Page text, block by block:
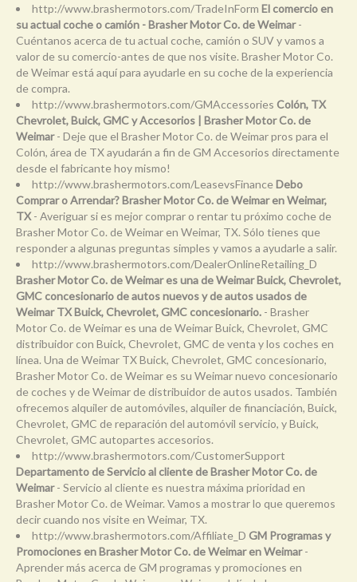
http://www.brashermotors.com/TradeInForm El comercio en
su actual coche o camión - Brasher Motor Co. de Weimar-
Cuéntanos acerca de tu actual coche, camión o SUV y vamos a
valor de su comercio-antes de que nos visite. Brasher Motor Co.
de Weimar está aquí para ayudarle en su coche de la experiencia
de compra.
http://www.brashermotors.com/GMAccessories Colón, TX
Chevrolet, Buick, GMC y Accesorios | Brasher Motor Co. de
Weimar- Deje que el Brasher Motor Co. de Weimar pros para el
Colón, área de TX ayudarán a fin de GM Accesorios directamente
desde el fabricante hoy mismo!
http://www.brashermotors.com/LeasevsFinanceDebo
Comprar o Arrendar? Brasher Motor Co. de Weimar en Weimar,
TX- Averiguar si es mejor comprar o rentar tu próximo coche de
Brasher Motor Co. de Weimar en Weimar, TX. Sólo tienes que
responder a algunas preguntas simples y vamos a ayudarle a salir.
http://www.brashermotors.com/DealerOnlineRetailing_D
Brasher Motor Co. de Weimar es una de Weimar Buick, Chevrolet,
GMC concesionario de autos nuevos y de autos usados de
Weimar TX Buick, Chevrolet, GMC concesionario. - Brasher
Motor Co. de Weimar es una de Weimar Buick, Chevrolet, GMC
distribuidor con Buick, Chevrolet, GMC de venta y los coches en
línea. Una de Weimar TX Buick, Chevrolet, GMC concesionario,
Brasher Motor Co. de Weimar es su Weimar nuevo concesionario
de coches y de Weimar de distribuidor de autos usados. También
ofrecemos alquiler de automóviles, alquiler de financiación, Buick,
Chevrolet, GMC de reparación del automóvil servicio, y Buick,
Chevrolet, GMC autopartes accesorios.
http://www.brashermotors.com/CustomerSupport
Departamento de Servicio al cliente de Brasher Motor Co. de
Weimar- Servicio al cliente es nuestra máxima prioridad en
Brasher Motor Co. de Weimar. Vamos a mostrar lo que queremos
decir cuando nos visite en Weimar, TX.
http://www.brashermotors.com/Affiliate_D GM Programas y
Promociones en Brasher Motor Co. de Weimar en Weimar-
Aprender más acerca de GM programas y promociones en